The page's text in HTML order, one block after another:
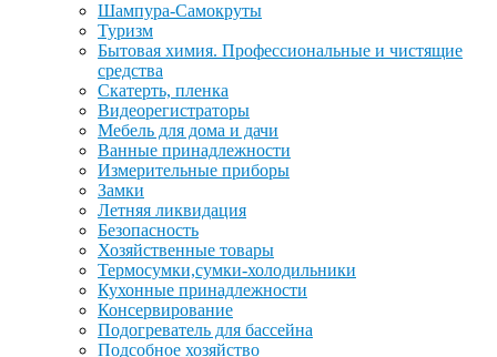
Шампура-Самокруты
Туризм
Бытовая химия. Профессиональные и чистящие
средства
Скатерть, пленка
Видеорегистраторы
Мебель для дома и дачи
Ванные принадлежности
Измерительные приборы
Замки
Летняя ликвидация
Безопасность
Хозяйственные товары
Термосумки,сумки-холодильники
Кухонные принадлежности
Консервирование
Подогреватель для бассейна
Подсобное хозяйство